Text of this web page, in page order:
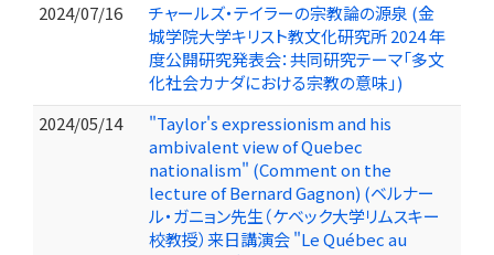
2024/07/16
チャールズ・テイラーの宗教論の源泉 (金
城学院大学キリスト教文化研究所 2024 年
度公開研究発表会：共同研究テーマ「多文
化社会カナダにおける宗教の意味」)
2024/05/14
"Taylor's expressionism and his
ambivalent view of Quebec
nationalism" (Comment on the
lecture of Bernard Gagnon) (ベルナー
ル・ガニョン先生（ケベック大学リムスキー
校教授）来日講演会 "Le Québec au